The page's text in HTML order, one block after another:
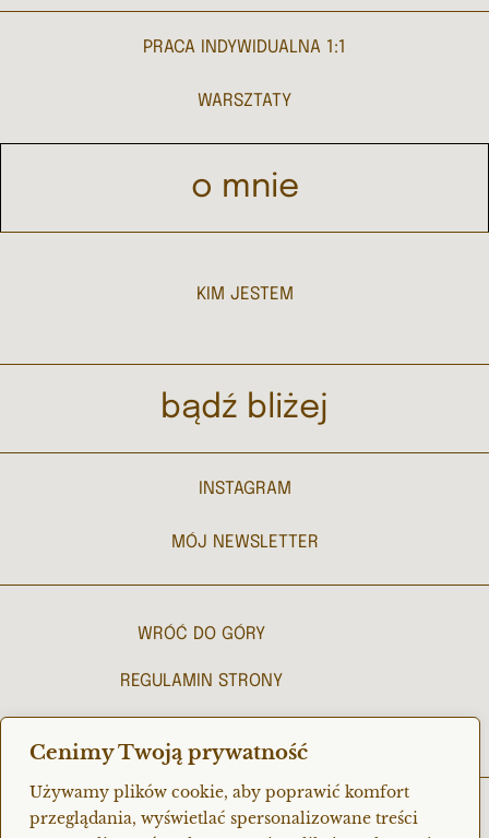
Cenimy Twoją prywatność
Używamy plików cookie, aby poprawić komfort
przeglądania, wyświetlać spersonalizowane treści
PRACA INDYWIDUALNA 1:1
WARSZTATY
o mnie
KIM JESTEM
bądź bliżej
INSTAGRAM
MÓJ NEWSLETTER
WRÓĆ DO GÓRY
REGULAMIN STRONY
© 2023 purnama